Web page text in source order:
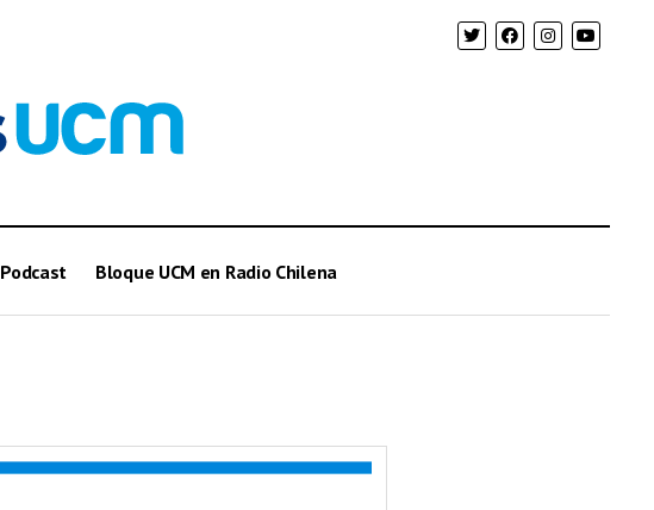
Podcast Bloque UCM en Radio Chilena